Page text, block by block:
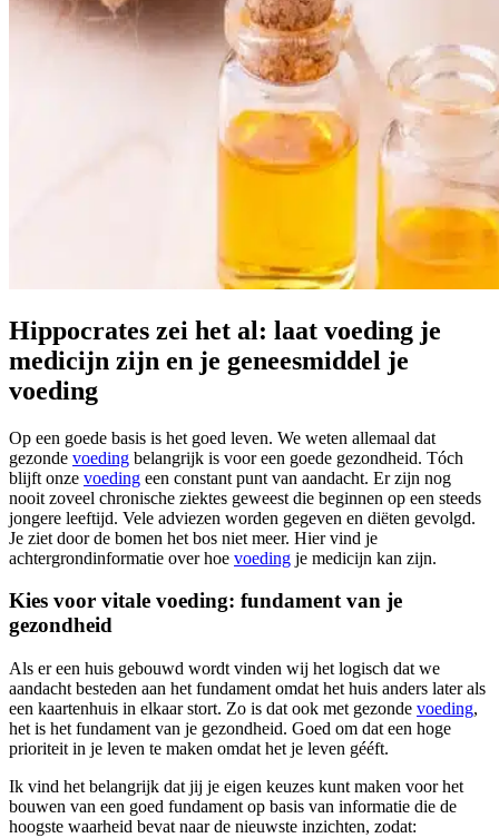
Hippocrates zei het al: laat voeding je
medicijn zijn en je geneesmiddel je
voeding
Op een goede basis is het goed leven. We weten allemaal dat
gezonde voeding belangrijk is voor een goede gezondheid. Tóch
blijft onze voeding een constant punt van aandacht. Er zijn nog
nooit zoveel chronische ziektes geweest die beginnen op een steeds
jongere leeftijd. Vele adviezen worden gegeven en diëten gevolgd.
Je ziet door de bomen het bos niet meer. Hier vind je
achtergrondinformatie over hoe voeding je medicijn kan zijn.
Kies voor vitale voeding: fundament van je
gezondheid
Als er een huis gebouwd wordt vinden wij het logisch dat we
aandacht besteden aan het fundament omdat het huis anders later als
een kaartenhuis in elkaar stort. Zo is dat ook met gezonde voeding,
het is het fundament van je gezondheid. Goed om dat een hoge
prioriteit in je leven te maken omdat het je leven gééft.
Ik vind het belangrijk dat jij je eigen keuzes kunt maken voor het
bouwen van een goed fundament op basis van informatie die de
hoogste waarheid bevat naar de nieuwste inzichten, zodat: